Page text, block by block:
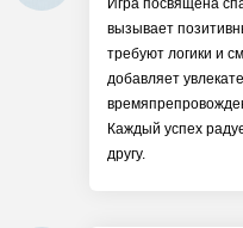
Игра посвящена
вызывает
требуют логики и
добавляет
Каждый успех
другу.